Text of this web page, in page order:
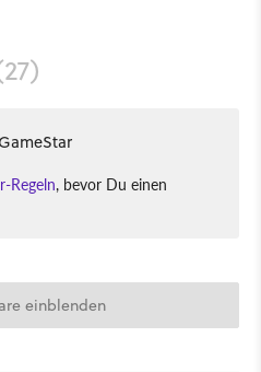
Regeln, bevor Du einen
einblenden